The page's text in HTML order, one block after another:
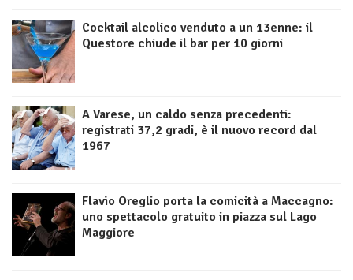
Cocktail alcolico venduto a un 13enne: il
Questore chiude il bar per 10 giorni
A Varese, un caldo senza precedenti:
registrati 37,2 gradi, è il nuovo record dal
1967
Flavio Oreglio porta la comicità a Maccagno:
uno spettacolo gratuito in piazza sul Lago
Maggiore